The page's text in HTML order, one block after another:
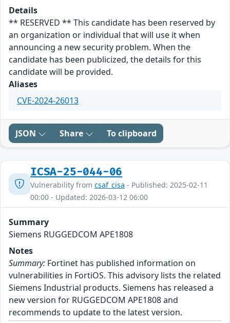
Details
** RESERVED ** This candidate has been reserved by
an organization or individual that will use it when
announcing a new security problem. When the
candidate has been publicized, the details for this
candidate will be provided.
Aliases
CVE-2024-26013
JSON Share To clipboard
ICSA-25-044-06
Vulnerability from csaf_cisa - Published: 2025-02-11
00:00 - Updated: 2026-03-12 06:00
Summary
Siemens RUGGEDCOM APE1808
Notes
Summary: Fortinet has published information on
vulnerabilities in FortiOS. This advisory lists the related
Siemens Industrial products. Siemens has released a
new version for RUGGEDCOM APE1808 and
recommends to update to the latest version.